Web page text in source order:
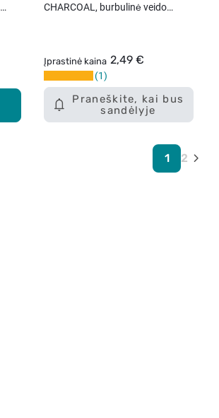
Praneškite, kai bus
sandėlyje
CHARCOAL, burbulinė veido
Įprastinė kaina 2,49 €
1
1 2